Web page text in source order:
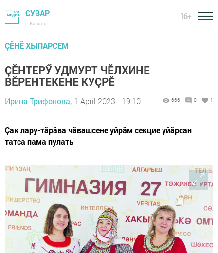
СУВАР
г. Казань
16+
ÇӖНӖ ХЫПАРСЕМ
ÇӖНТЕРӲ УДМУРТ ЧӖЛХИНЕ
ВӖРЕНТЕКЕНЕ КУÇРӖ
Ирина Трифонова, 1 April 2023 - 19:10 666 0 1
Çак лару-тăрăва чăвашсене уйрăм секцие уйăрсан
татса пама пулать